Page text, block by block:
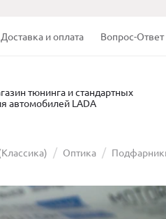
Доставка и оплата Вопрос-Ответ
тюнинга и стандартных
автомобилей LADA
Оптика